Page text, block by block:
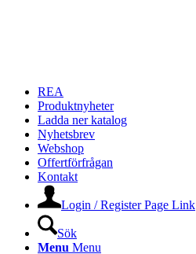
REA
Produktnyheter
Ladda ner katalog
Nyhetsbrev
Webshop
Offertförfrågan
Kontakt
Login / Register Page Link
Sök
Menu Menu